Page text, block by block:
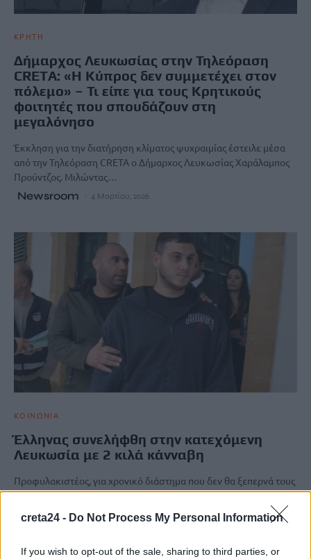
creta24 - Do Not Process My Personal Information
If you wish to opt-out of the sale, sharing to third parties, or
ΚΡΗΤΗ
Δήμαρχος Λευκωσίας στην Τηλεόραση
CRETA: «Η Κύπρος δεν συμμετέχει στον
πόλεμο» – Τι είπε για τους Κρητικούς
φοιτητές που σπουδάζουν στη
μεγαλόνησο
Έκκληση για την διατήρηση κλίματος ψυχραιμίας έστειλε μέσα
από την Τηλεόραση CRETA o Δήμαρχος Λευκωσίας Χαράλαμπος
Προύντζος. Μιλώντας…
Newsroom 4 Μαρτίου, 2026
ΚΟΙΝΩΝΙΑ
Έλληνας συνελήφθη στην κατεχόμενη
Λευκωσία με 2 κιλά κάνναβη
Προφυλακιστέος, για χρονικό διάστημα που δεν θα ξεπερνά τους
δύο μήνες, κρίθηκε από «δικαστήριο» του ψευδοκράτους